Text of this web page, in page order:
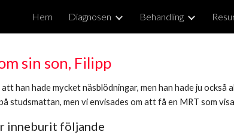
Skip to main content
Hem Diagnosen Behandling
sin son, Filipp
han hade mycket näsblödningar, men han hade ju
studsmattan, men vi envisades om att få en MRT som
inneburit följande